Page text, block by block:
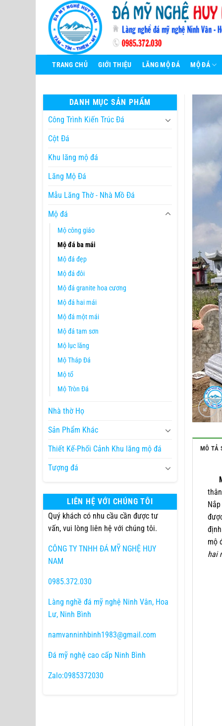
TRANG CHỦ GIỚI THIỆU LĂNG MỘ ĐÁ MỘ ĐÁ
DANH MỤC SẢN PHẨM
Công Trình Kiến Trúc Đá
Cột Đá
Khu lăng mộ đá
Lăng Mộ Đá
Mẫu Lăng Thờ - Nhà Mồ Đá
Mộ đá
Mộ công giáo
Mộ đá ba mái
Mộ đá đẹp
Mộ đá đôi
Mộ đá granite hoa cương
Mộ đá hai mái
Mộ đá một mái
Mộ đá tam sơn
Mộ lục lăng
Mộ Tháp Đá
Mộ tổ
Mộ Tròn Đá
Nhà thờ Họ
Sản Phẩm Khác
Thiết Kế-Phối Cảnh Khu lăng mộ đá
Tượng đá
LIÊN HỆ VỚI CHÚNG TÔI
Quý khách có nhu cầu cần được tư
vấn, vui lòng liên hệ với chúng tôi.
CÔNG TY TNHH ĐÁ MỸ NGHỆ HUY
NAM
0985.372.030
Làng nghề đá mỹ nghệ Ninh Vân, Hoa
Lư, Ninh Bình
namvanninhbinh1983@gmail.com
Đá mỹ nghệ cao cấp Ninh Bình
Zalo:0985372030
MÔ TẢ
mộ
hai